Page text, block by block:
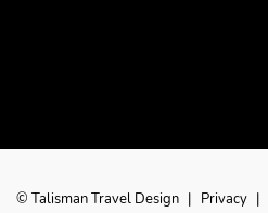
© Talisman Travel Design | Privacy |